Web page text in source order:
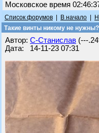
Московское время
Список форумов В начало
Такие винты никому не нужны?
Автор: С-Станислав (---
Дата: 14-11-23 07:31